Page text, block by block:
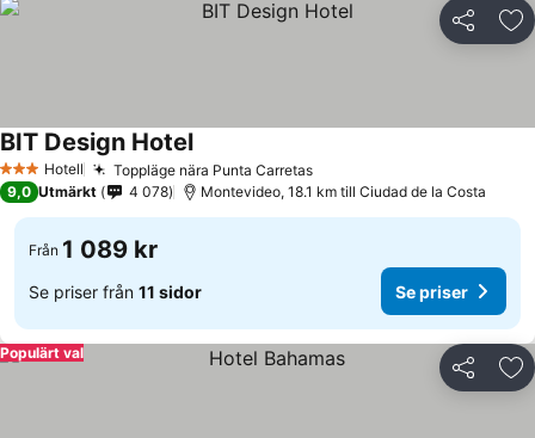
Dela
3 StjärnorHotell Toppläge nära Punta Carretas
BIT Design Hotel
9,0 Utmärkt 4 078 Montevideo, 18.1 km till Ciudad de la Costa
Från 1 089 kr
Se priser från 11 sidor Se priser
Dela
Populärt val